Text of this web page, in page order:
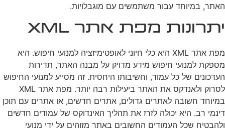
האתר, במיוחד עבור משתמשים עם מוגבלויות.
יתרונות מפת אתר XML
מפת אתר XML היא כלי חיוני לאופטימיזציה למנועי חיפוש. היא
מספקת למנועי חיפוש מידע מדויק על מבנה האתר, תדירות
העדכונים של כל עמוד, וחשיבותו היחסית. זה מסייע למנועי החיפוש
לסרוק ולאנדקס את האתר ביעילות רבה יותר. מפת אתר XML
במיוחד חשובה לאתרים גדולים, אתרים חדשים, או אתרים עם תוכן
דינמי רב. היא יכולה לזרז את תהליך האינדוקס של עמודים חדשים
ולהבטיח שכל העמודים החשובים באתר מזוהים על ידי מנועי